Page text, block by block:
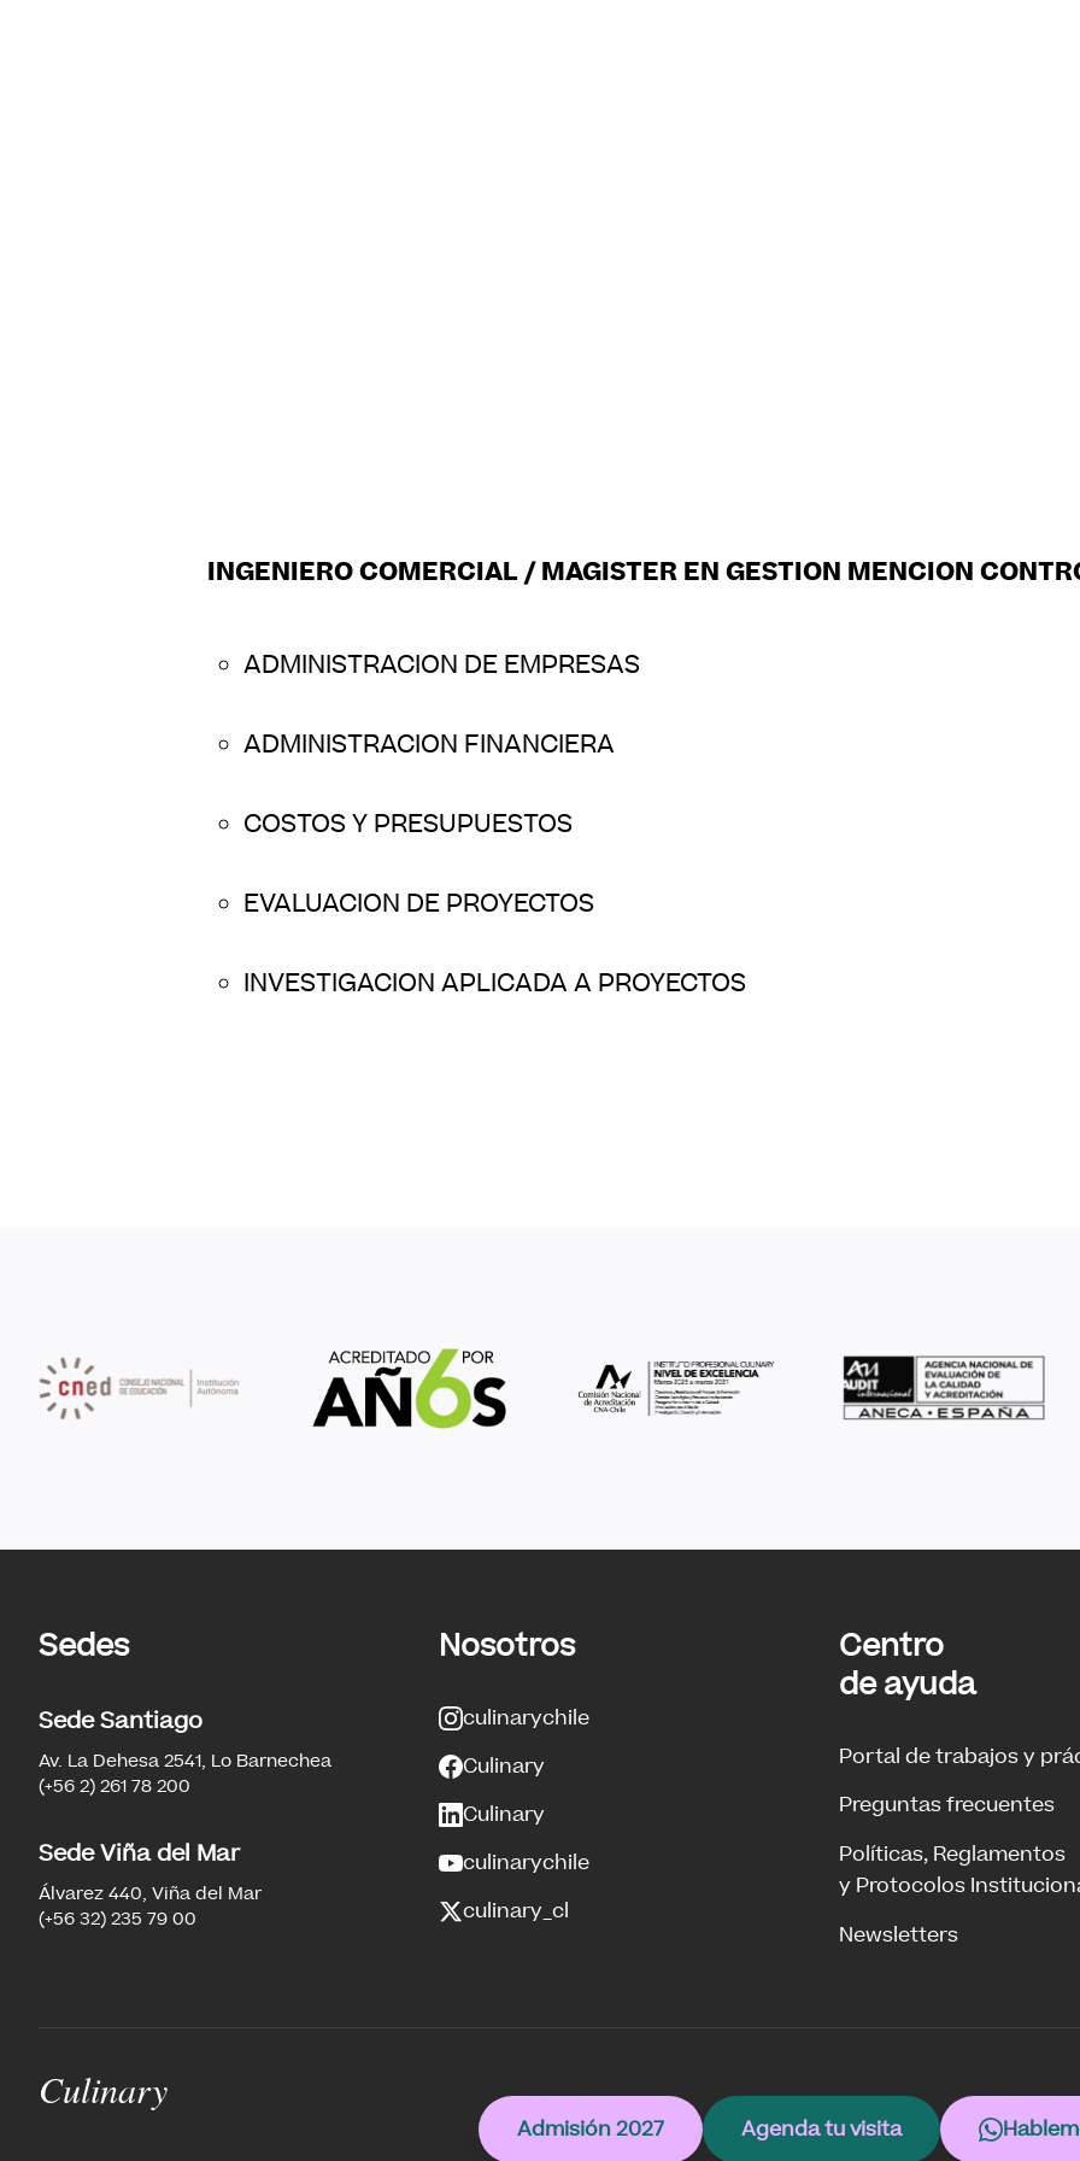
INGENIERO COMERCIAL / MAGISTER EN GESTION MENCION
ADMINISTRACION DE EMPRESAS
ADMINISTRACION FINANCIERA
COSTOS Y PRESUPUESTOS
EVALUACION DE PROYECTOS
INVESTIGACION APLICADA A PROYECTOS
Sedes
Sede Santiago
Av. La Dehesa 2541, Lo Barnechea
(+56 2) 261 78 200
Sede Viña del Mar
Álvarez 440, Viña del Mar
(+56 32) 235 79 00
Nosotros
culinarychile
Culinary
Culinary
culinarychile
culinary_cl
Centro
de ayuda
Portal de trabajos y
Preguntas frecuentes
Políticas, Reglamentos
y Protocolos
Newsletters
Culinary
Admisión 2027 Agenda tu visita